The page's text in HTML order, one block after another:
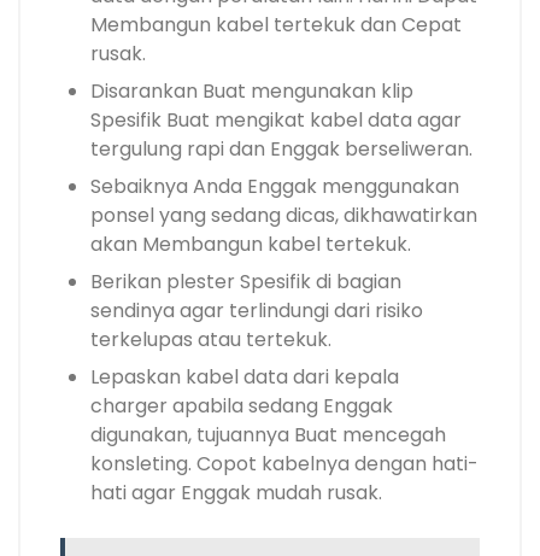
Membangun kabel tertekuk dan Cepat
rusak.
Disarankan Buat mengunakan klip
Spesifik Buat mengikat kabel data agar
tergulung rapi dan Enggak berseliweran.
Sebaiknya Anda Enggak menggunakan
ponsel yang sedang dicas, dikhawatirkan
akan Membangun kabel tertekuk.
Berikan plester Spesifik di bagian
sendinya agar terlindungi dari risiko
terkelupas atau tertekuk.
Lepaskan kabel data dari kepala
charger apabila sedang Enggak
digunakan, tujuannya Buat mencegah
konsleting. Copot kabelnya dengan hati-
hati agar Enggak mudah rusak.